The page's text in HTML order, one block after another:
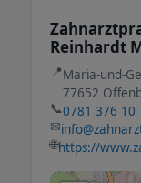
Reinhardt
📍Maria-und-
77652
📞0781 376 10
✉
🌐https://